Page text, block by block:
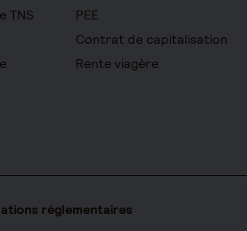
TNS
PEE
Contrat de capitalisation
Rente viagère
réglementaires